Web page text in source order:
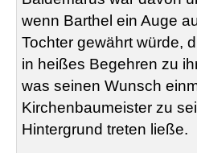
wenn Barthel ein Auge
Tochter gewährt würde,
in heißes Begehren zu
was seinen Wunsch
Kirchenbaumeister zu
Hintergrund treten ließe.